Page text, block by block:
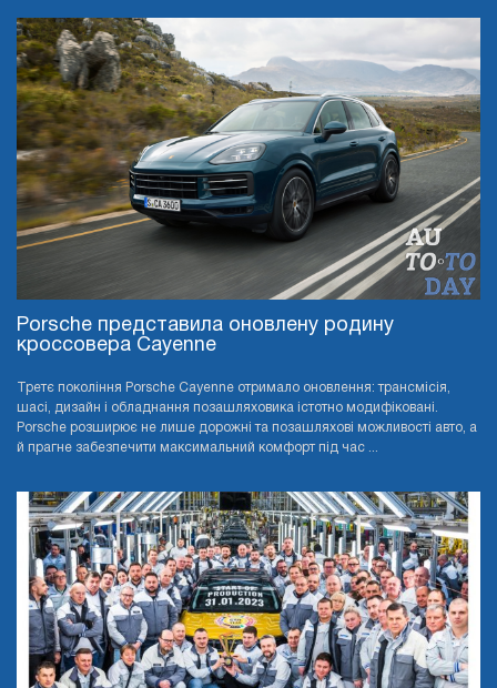
Porsche представила оновлену родину
кроссовера Cayenne
Третє покоління Porsche Cayenne отримало оновлення: трансмісія,
шасі, дизайн і обладнання позашляховика істотно модифіковані.
Porsche розширює не лише дорожні та позашляхові можливості авто, а
й прагне забезпечити максимальний комфорт під час ...